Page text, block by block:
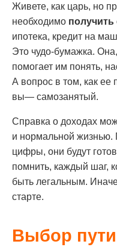
Живете, как царь, но
необходимо получить
ипотека, кредит на
Это чудо-бумажка.
помогает им понять,
А вопрос в том, как ее
вы— самозанятый.
Справка о доходах
и нормальной жизнью.
цифры, они будут
помнить, каждый шаг,
быть легальным.
старте.
Выбор